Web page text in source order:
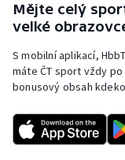
Ragby
Rychlobruslení
Rychlostní
Short track
Mějte celý
velké
S mobilní aplikací,
máte ČT sport vždy
bonusový obsah